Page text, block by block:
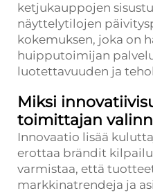
ketjukauppojen
näyttelytilojen
kokemuksen, joka on
huipputoimijan
luotettavuuden ja
Miksi
toimittajan
Innovaatio lisää
erottaa brändit
varmistaa, että
markkinatrendeja ja